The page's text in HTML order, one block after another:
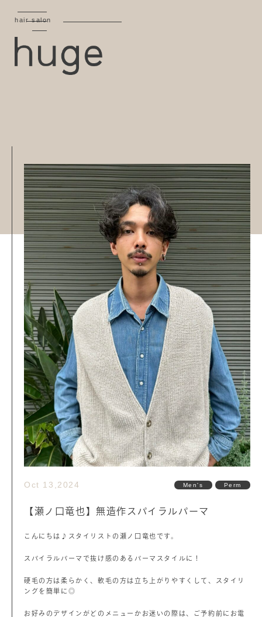
hair salon
Oct 13,2024 Men's Perm
【瀬ノ口竜也】無造作スパイラルパーマ
こんにちは♪スタイリストの瀬ノ口竜也です。
スパイラルパーマで抜け感のあるパーマスタイルに！
硬毛の方は柔らかく、軟毛の方は立ち上がりやすくして、スタイリ
ングを簡単に◎
お好みのデザインがどのメニューかお迷いの際は、ご予約前にお電